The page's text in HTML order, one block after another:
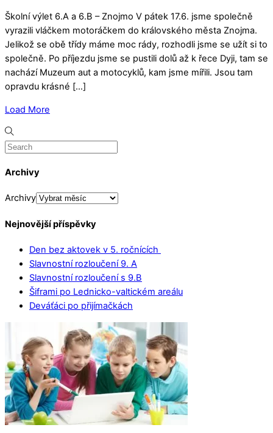
Školní výlet 6.A a 6.B – Znojmo V pátek 17.6. jsme společně
vyrazili vláčkem motoráčkem do královského města Znojma.
Jelikož se obě třídy máme moc rády, rozhodli jsme se užít si to
společně. Po příjezdu jsme se pustili dolů až k řece Dyji, tam se
nachází Muzeum aut a motocyklů, kam jsme mířili. Jsou tam
opravdu krásné […]
Load More
Archivy
Archivy
Nejnovější příspěvky
Den bez aktovek v 5. ročnících
Slavnostní rozloučení 9. A
Slavnostní rozloučení s 9.B
Šiframi po Lednicko-valtickém areálu
Deváťáci po přijímačkách